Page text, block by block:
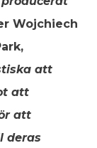
Wojchiech
att
att
att
deras